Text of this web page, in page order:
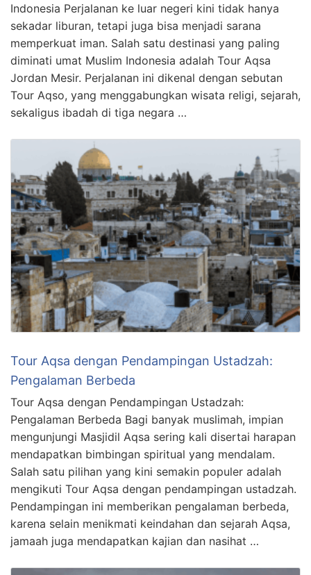
Indonesia Perjalanan ke luar negeri kini tidak hanya
sekadar liburan, tetapi juga bisa menjadi sarana
memperkuat iman. Salah satu destinasi yang paling
diminati umat Muslim Indonesia adalah Tour Aqsa
Jordan Mesir. Perjalanan ini dikenal dengan sebutan
Tour Aqso, yang menggabungkan wisata religi, sejarah,
sekaligus ibadah di tiga negara …
Tour Aqsa dengan Pendampingan Ustadzah:
Pengalaman Berbeda
Tour Aqsa dengan Pendampingan Ustadzah:
Pengalaman Berbeda Bagi banyak muslimah, impian
mengunjungi Masjidil Aqsa sering kali disertai harapan
mendapatkan bimbingan spiritual yang mendalam.
Salah satu pilihan yang kini semakin populer adalah
mengikuti Tour Aqsa dengan pendampingan ustadzah.
Pendampingan ini memberikan pengalaman berbeda,
karena selain menikmati keindahan dan sejarah Aqsa,
jamaah juga mendapatkan kajian dan nasihat …